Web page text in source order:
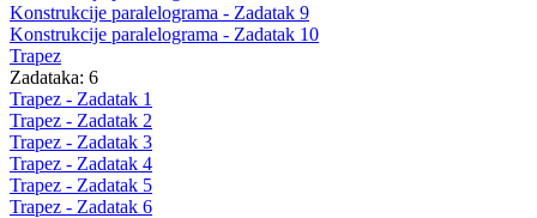
Konstrukcije paralelograma - Zadatak 9
Konstrukcije paralelograma - Zadatak 10
Trapez
Zadataka: 6
Trapez - Zadatak 1
Trapez - Zadatak 2
Trapez - Zadatak 3
Trapez - Zadatak 4
Trapez - Zadatak 5
Trapez - Zadatak 6